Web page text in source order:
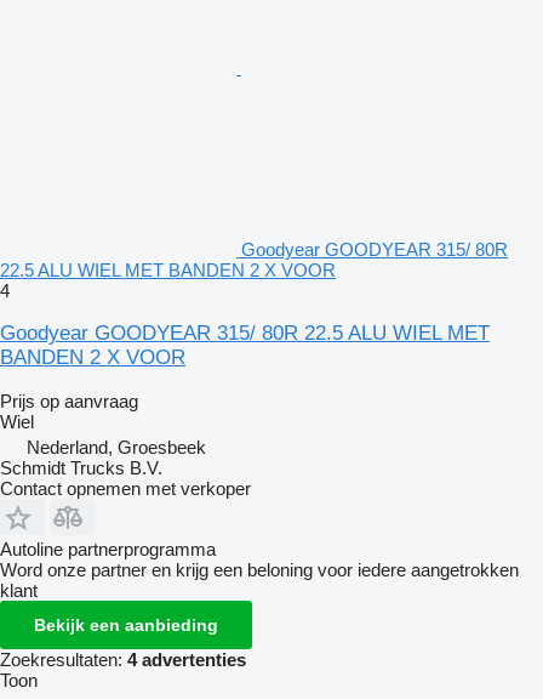
Goodyear GOODYEAR 315/ 80R
22.5 ALU WIEL MET BANDEN 2 X VOOR
4
Goodyear GOODYEAR 315/ 80R 22.5 ALU WIEL MET
BANDEN 2 X VOOR
Prijs op aanvraag
Wiel
Nederland, Groesbeek
Schmidt Trucks B.V.
Contact opnemen met verkoper
Autoline partnerprogramma
Word onze partner en krijg een beloning voor iedere aangetrokken
klant
Bekijk een aanbieding
Zoekresultaten: 4 advertenties
Toon